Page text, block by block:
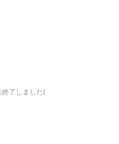
了しました)